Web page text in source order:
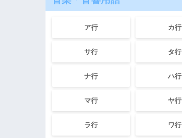
ア行 カ行
サ行 タ行
ナ行 ハ行
マ行 ヤ行
ラ行 ワ行